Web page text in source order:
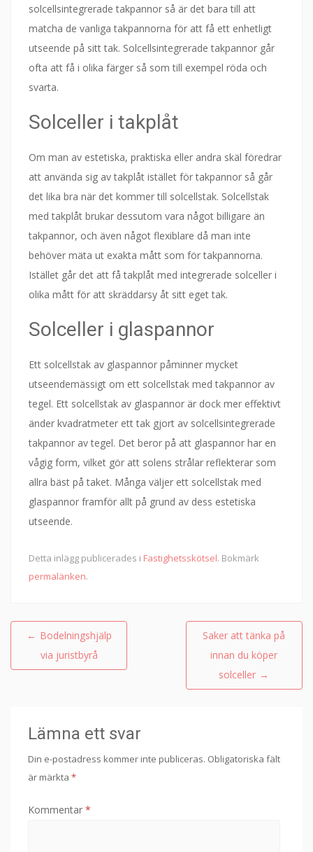
solcellsintegrerade takpannor så är det bara till att
matcha de vanliga takpannorna för att få ett enhetligt
utseende på sitt tak. Solcellsintegrerade takpannor går
ofta att få i olika färger så som till exempel röda och
svarta.
Solceller i takplåt
Om man av estetiska, praktiska eller andra skäl föredrar
att använda sig av takplåt istället för takpannor så går
det lika bra när det kommer till solcellstak. Solcellstak
med takplåt brukar dessutom vara något billigare än
takpannor, och även något flexiblare då man inte
behöver mäta ut exakta mått som för takpannorna.
Istället går det att få takplåt med integrerade solceller i
olika mått för att skräddarsy åt sitt eget tak.
Solceller i glaspannor
Ett solcellstak av glaspannor påminner mycket
utseendemässigt om ett solcellstak med takpannor av
tegel. Ett solcellstak av glaspannor är dock mer effektivt
änder kvadratmeter ett tak gjort av solcellsintegrerade
takpannor av tegel. Det beror på att glaspannor har en
vågig form, vilket gör att solens strålar reflekterar som
allra bäst på taket. Många väljer ett solcellstak med
glaspannor framför allt på grund av dess estetiska
utseende.
Detta inlägg publicerades i Fastighetsskötsel. Bokmärk
permalänken.
Inläggsnavigering
← Bodelningshjälp
via juristbyrå
Saker att tänka på
innan du köper
solceller →
Lämna ett svar
Din e-postadress kommer inte publiceras. Obligatoriska fält
är märkta *
Kommentar *